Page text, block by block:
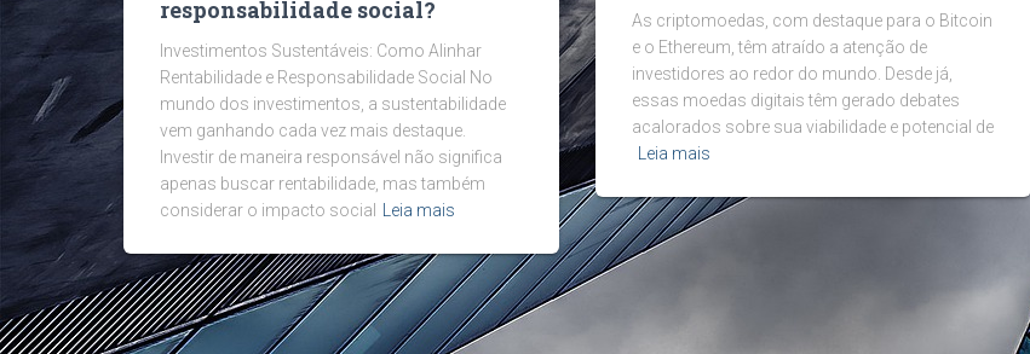
responsabilidade social?
Investimentos Sustentáveis: Como Alinhar
Rentabilidade e Responsabilidade Social No
mundo dos investimentos, a sustentabilidade
vem ganhando cada vez mais destaque.
Investir de maneira responsável não significa
apenas buscar rentabilidade, mas também
considerar o impacto social
Leia mais
As criptomoedas, com destaque para o Bitcoin
e o Ethereum, têm atraído a atenção de
investidores ao redor do mundo. Desde já,
essas moedas digitais têm gerado debates
acalorados sobre sua viabilidade e potencial de
Leia mais